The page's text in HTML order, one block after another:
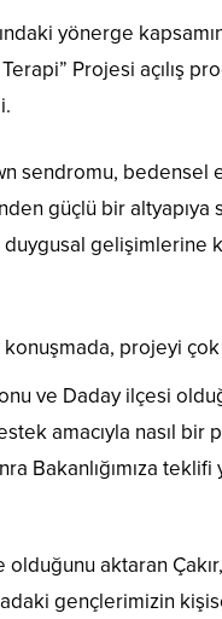
yönerge
Projesi açılış
sendromu, bedensel
güçlü bir
gelişimlerine
konuşmada, projeyi
ve Daday ilçesi
amacıyla nasıl
Bakanlığımıza teklifi
aktaran
gençlerimizin